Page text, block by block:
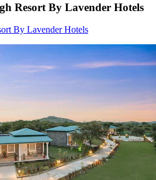
Resort By Lavender Hotels
By Lavender Hotels